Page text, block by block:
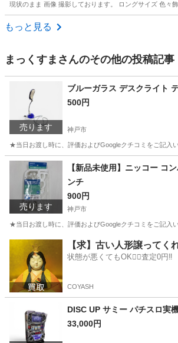
現状のまま 画像 撮影しております。 ロングサイズ 色々
兵庫 神戸市
もっと見る
まっくすま さんのその他の投稿記事
売ります
ブルーガラス デスクライト
500円
神戸市
★当日お渡し時に、評価およびGoogleクチコミをご記入
兵庫 神戸市 その他
売ります
【新品未使用】ニッコー コ
ンチ
900円
神戸市
★当日お渡し時に、評価およびGoogleクチコミをご記入
洗濯用品 ニッコー
【求】古い人形譲ってく
状態が悪くてもOK🙆‍♀️査定0円‼️
COYASH
DISC UP サミー パチスロ実
33,000円